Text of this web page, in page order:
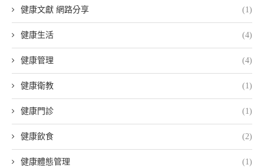
健康文獻 網路分享 (1)
健康生活 (4)
健康管理 (4)
健康衛教 (1)
健康門診 (1)
健康飲食 (2)
健康體態管理 (1)